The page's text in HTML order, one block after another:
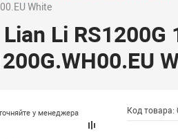
White
Li
у менеджера Код товара: